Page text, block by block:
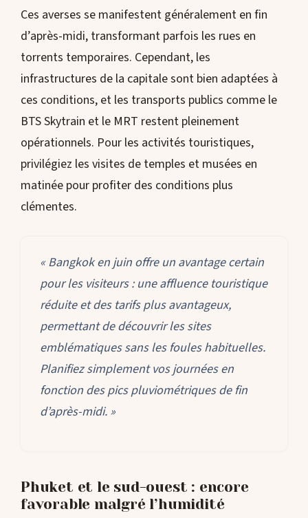
Ces averses se manifestent généralement en fin
d’après-midi, transformant parfois les rues en
torrents temporaires. Cependant, les
infrastructures de la capitale sont bien adaptées à
ces conditions, et les transports publics comme le
BTS Skytrain et le MRT restent pleinement
opérationnels. Pour les activités touristiques,
privilégiez les visites de temples et musées en
matinée pour profiter des conditions plus
clémentes.
« Bangkok en juin offre un avantage certain
pour les visiteurs : une affluence touristique
réduite et des tarifs plus avantageux,
permettant de découvrir les sites
emblématiques sans les foules habituelles.
Planifiez simplement vos journées en
fonction des pics pluviométriques de fin
d’après-midi. »
Phuket et le sud-ouest : encore
favorable malgré l’humidité